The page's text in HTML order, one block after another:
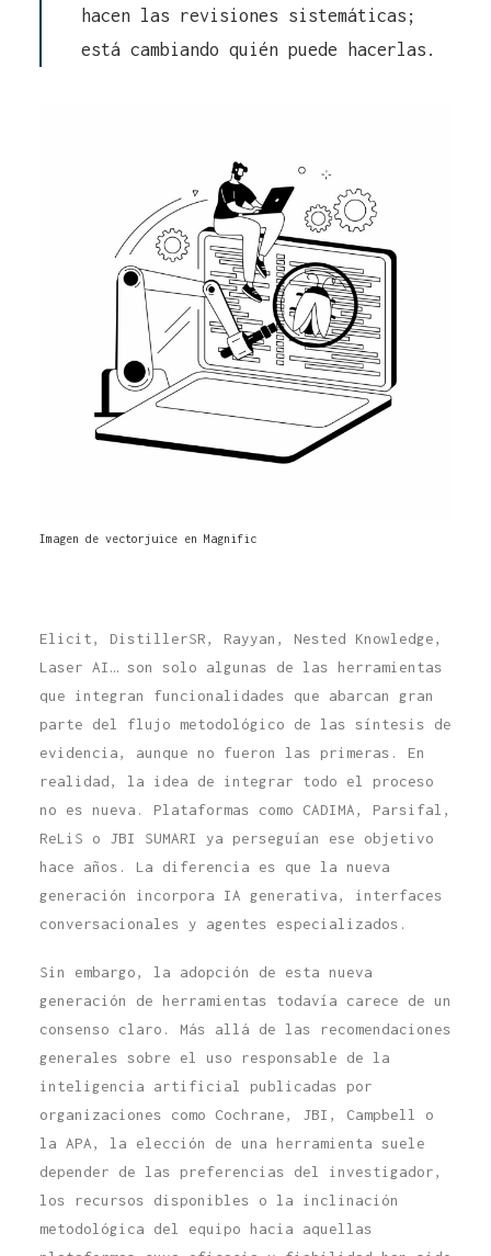
hacen las revisiones sistemáticas;
está cambiando quién puede hacerlas.
Imagen de vectorjuice en Magnific
Elicit, DistillerSR, Rayyan, Nested Knowledge,
Laser AI… son solo algunas de las herramientas
que integran funcionalidades que abarcan gran
parte del flujo metodológico de las síntesis de
evidencia, aunque no fueron las primeras. En
realidad, la idea de integrar todo el proceso
no es nueva. Plataformas como CADIMA, Parsifal,
ReLiS o JBI SUMARI ya perseguían ese objetivo
hace años. La diferencia es que la nueva
generación incorpora IA generativa, interfaces
conversacionales y agentes especializados.
Sin embargo, la adopción de esta nueva
generación de herramientas todavía carece de un
consenso claro. Más allá de las recomendaciones
generales sobre el uso responsable de la
inteligencia artificial publicadas por
organizaciones como Cochrane, JBI, Campbell o
la APA, la elección de una herramienta suele
depender de las preferencias del investigador,
los recursos disponibles o la inclinación
metodológica del equipo hacia aquellas